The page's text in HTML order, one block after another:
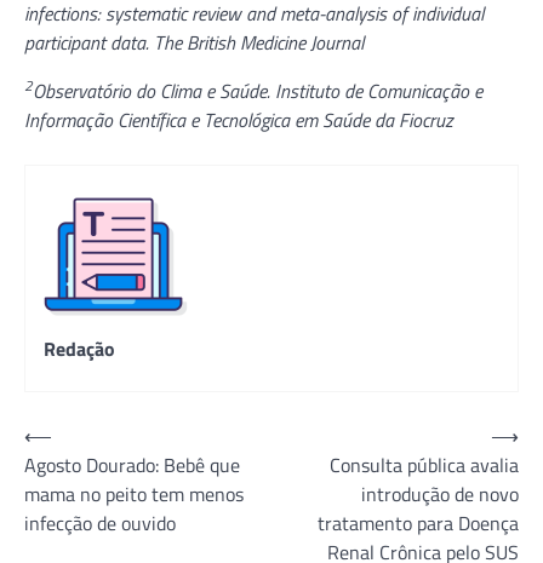
infections: systematic review and meta-analysis of individual
participant data. The British Medicine Journal
2Observatório do Clima e Saúde. Instituto de Comunicação e
Informação Científica e Tecnológica em Saúde da Fiocruz
Redação
Navegação
de
Post
⟵
Agosto Dourado: Bebê que
mama no peito tem menos
infecção de ouvido
Consulta pública avalia
introdução de novo
tratamento para Doença
Renal Crônica pelo SUS
⟶